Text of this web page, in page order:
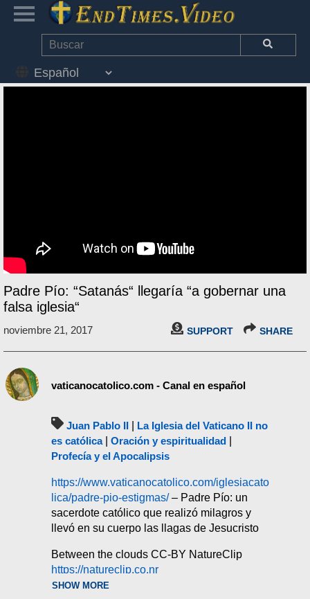
Padre Pío: “Satanás“ llegaría “a gobernar una
falsa iglesia“
noviembre 21, 2017 SUPPORT SHARE
vaticanocatolico.com - Canal en español
Juan Pablo II
La Iglesia del Vaticano II no
es católica| Oración y espiritualidad
Profecía y el Apocalipsis
https://www.vaticanocatolico.com/iglesiacato
lica/padre-pio-estigmas/– Padre Pío: un
sacerdote católico que realizó milagros y
llevó en su cuerpo las llagas de Jesucristo
Between the clouds CC-BY NatureClip
https://natureclip.co.nr
SHOW MORE